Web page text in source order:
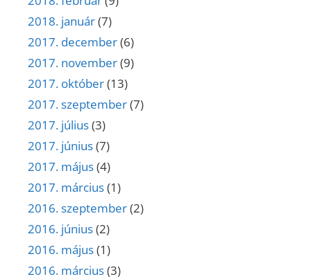
2018. január(7)
2017. december(6)
2017. november(9)
2017. október(13)
2017. szeptember(7)
2017. július(3)
2017. június(7)
2017. május(4)
2017. március(1)
2016. szeptember(2)
2016. június(2)
2016. május(1)
2016. március(3)